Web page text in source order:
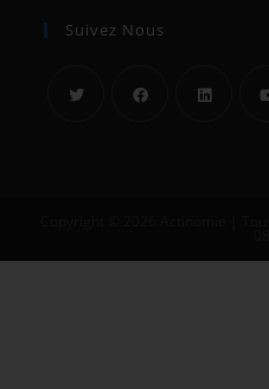
Suivez Nous